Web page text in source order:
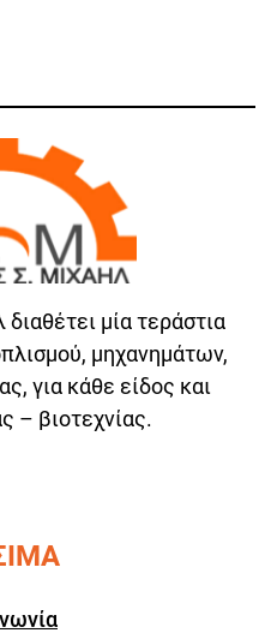
μία τεράστια
μηχανημάτων,
για κάθε είδος και
– βιοτεχνίας.